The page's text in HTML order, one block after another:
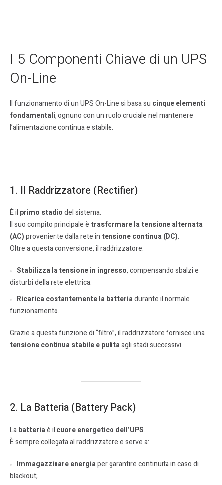
I 5 Componenti Chiave di un UPS
On-Line
Il funzionamento di un UPS On-Line si basa su cinque elementi
fondamentali, ognuno con un ruolo cruciale nel mantenere
l’alimentazione continua e stabile.
1. Il Raddrizzatore (Rectifier)
È il primo stadiodel sistema.
Il suo compito principale è trasformare la tensione alternata
(AC)proveniente dalla rete in tensione continua (DC).
Oltre a questa conversione, il raddrizzatore:
Stabilizza la tensione in ingresso, compensando sbalzi e
disturbi della rete elettrica.
Ricarica costantemente la batteriadurante il normale
funzionamento.
Grazie a questa funzione di “filtro”, il raddrizzatore fornisce una
tensione continua stabile e pulitaagli stadi successivi.
2. La Batteria (Battery Pack)
Labatteriaè il cuore energetico dell’UPS.
È sempre collegata al raddrizzatore e serve a:
Immagazzinare energiaper garantire continuità in caso di
blackout;